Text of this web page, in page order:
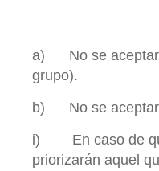
a) No se
grupo).
b) No se
i) En caso de que
priorizarán aquel